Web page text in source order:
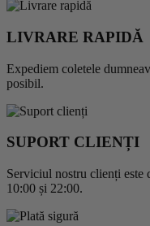
LIVRARE RAPIDĂ
Expediem coletele
posibil.
SUPORT CLIENȚI
Serviciul nostru clienți
10:00 și 22:00.